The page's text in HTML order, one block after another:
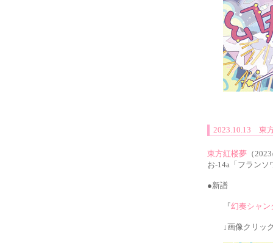
2023.10.13 東
東方紅楼夢 （
お-14a「フラン
●新譜
『幻奏シャン
↓画像クリック